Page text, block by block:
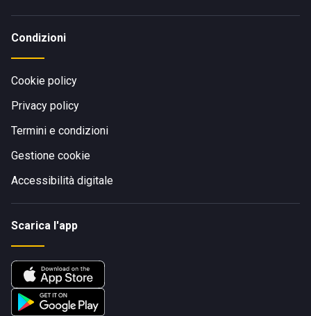
Condizioni
Cookie policy
Privacy policy
Termini e condizioni
Gestione cookie
Accessibilità digitale
Scarica l'app